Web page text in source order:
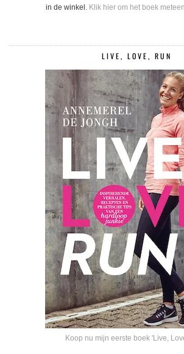
in de winkel. Klik hier om het boek
LIVE, LOVE, RUN
Koop nu mijn eerste boek 'Live,